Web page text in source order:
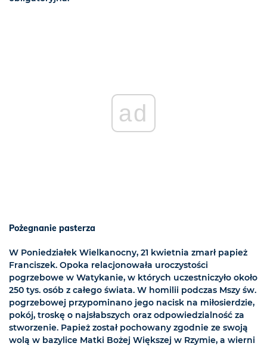
ad
Pożegnanie pasterza
W Poniedziałek Wielkanocny, 21 kwietnia zmarł papież
Franciszek. Opoka relacjonowała uroczystości
pogrzebowe w Watykanie, w których uczestniczyło około
250 tys. osób z całego świata. W homilii podczas Mszy św.
pogrzebowej przypominano jego nacisk na miłosierdzie,
pokój, troskę o najsłabszych oraz odpowiedzialność za
stworzenie. Papież został pochowany zgodnie ze swoją
wolą w bazylice Matki Bożej Większej w Rzymie, a wierni